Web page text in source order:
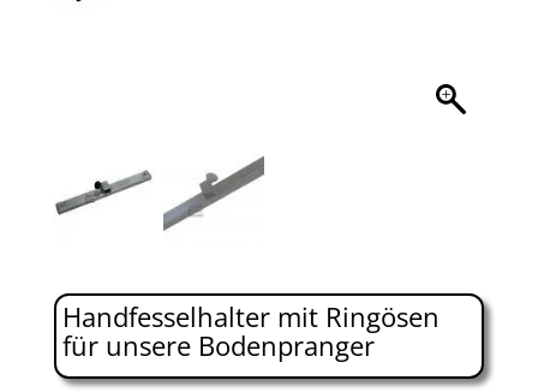
Handfesselhalter mit Ringösen
für unsere Bodenpranger